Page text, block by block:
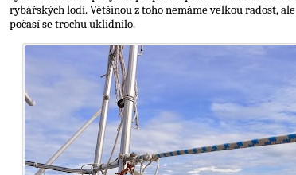
rybářských lodí. Většinou z toho nemáme velkou radost,
počasí se trochu uklidnilo.